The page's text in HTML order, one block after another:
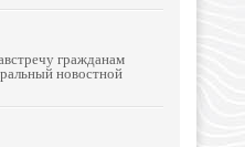
гражданам
новостной